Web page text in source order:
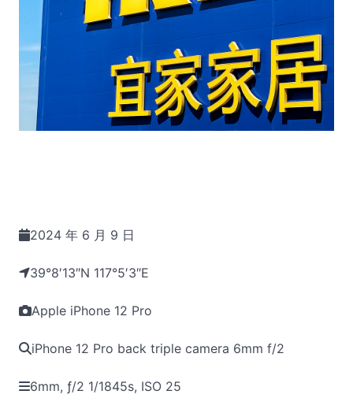
2024 年 6 月 9 日
39°8′13″N 117°5′3″E
Apple iPhone 12 Pro
iPhone 12 Pro back triple camera 6mm f/2
6mm, ƒ/2 1/1845s, ISO 25